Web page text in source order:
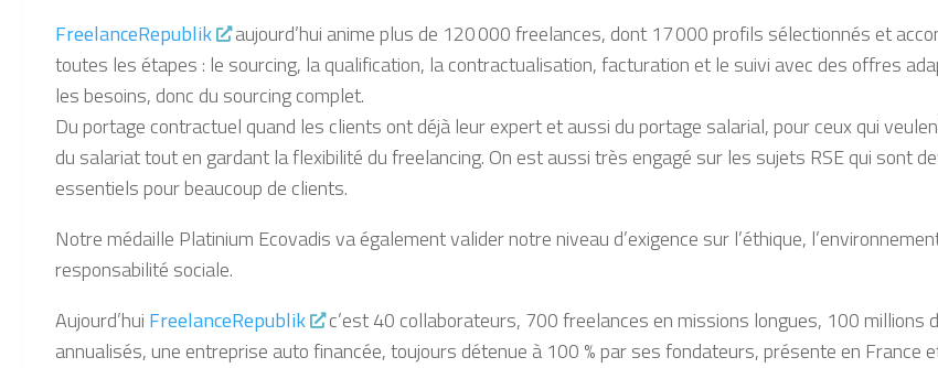
FreelanceRepublik
aujourd’hui anime plus de 120 000 freelances, dont 17 000 profils sélectionnés et
toutes les étapes : le sourcing, la qualification, la contractualisation, facturation et le suivi avec des offres
les besoins, donc du sourcing complet.
Du portage contractuel quand les clients ont déjà leur expert et aussi du portage salarial, pour ceux qui
du salariat tout en gardant la flexibilité du freelancing. On est aussi très engagé sur les sujets RSE qui sont
essentiels pour beaucoup de clients.
Notre médaille Platinium Ecovadis va également valider notre niveau d’exigence sur l’éthique,
responsabilité sociale.
Aujourd’hui FreelanceRepublik c’est40 collaborateurs, 700 freelances en missions longues, 100 millions
annualisés, une entreprise auto financée, toujours détenue à 100 % par ses fondateurs, présente en France